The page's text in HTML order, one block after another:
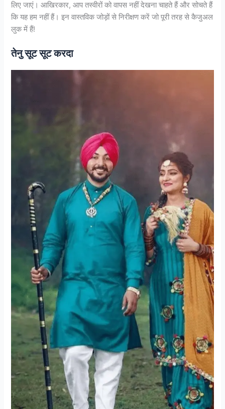
लिए जाएं। आखिरकार, आप तस्वीरों को वापस नहीं देखना चाहते हैं और सोचते हैं
कि यह हम नहीं हैं। इन वास्तविक जोड़ों से निरीक्षण करें जो पूरी तरह से कैजुअल
लुक में हैं!
तेनु सूट सूट करदा